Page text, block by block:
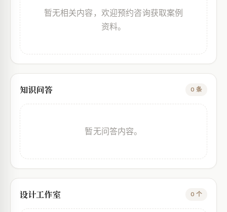
暂无相关内容，欢迎预约咨询获取案例
资料。
知识问答 0 条
暂无问答内容。
设计工作室 0 个